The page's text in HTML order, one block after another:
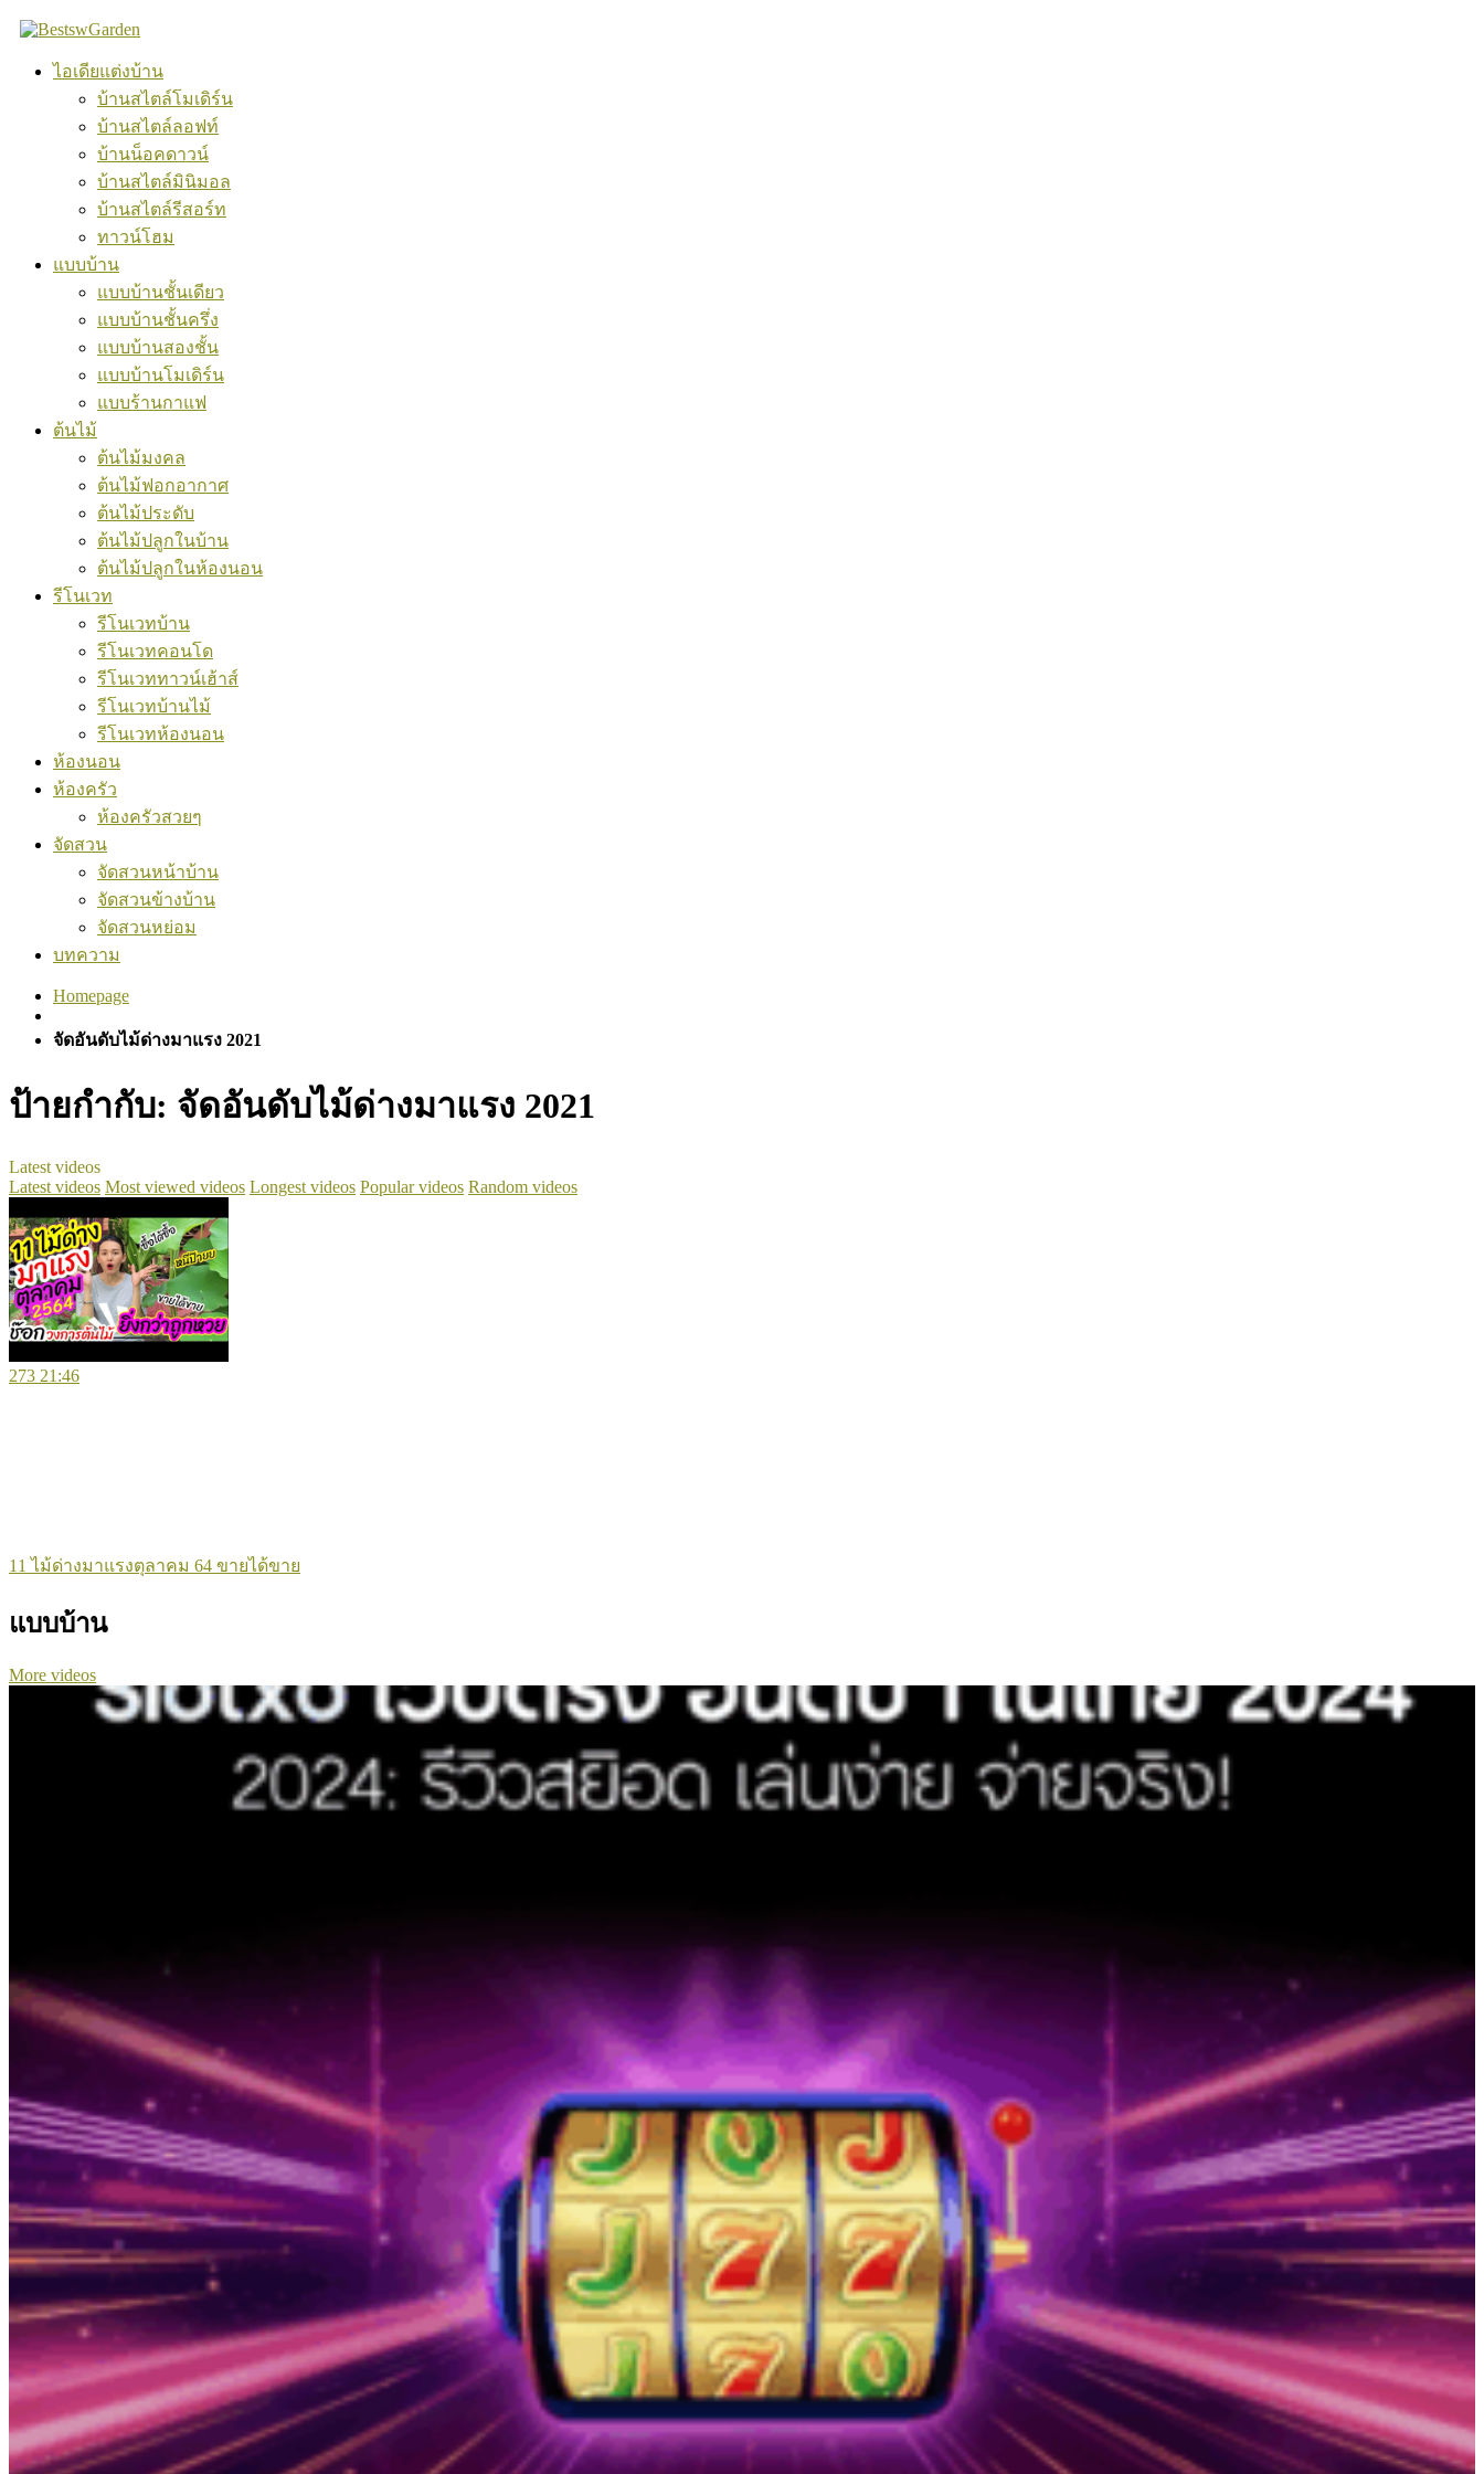
Skip
to
ไอเดียแต่งบ้าน
บ้านสไตล์โมเดิร์น
บ้านสไตล์ลอฟท์
บ้านน็อคดาวน์
บ้านสไตล์มินิมอล
บ้านสไตล์รีสอร์ท
ทาวน์โฮม
แบบบ้าน
แบบบ้านชั้นเดียว
แบบบ้านชั้นครึ่ง
แบบบ้านสองชั้น
แบบบ้านโมเดิร์น
แบบร้านกาแฟ
ต้นไม้
ต้นไม้มงคล
ต้นไม้ฟอกอากาศ
ต้นไม้ประดับ
ต้นไม้ปลูกในบ้าน
ต้นไม้ปลูกในห้องนอน
รีโนเวท
รีโนเวทบ้าน
รีโนเวทคอนโด
รีโนเวททาวน์เฮ้าส์
รีโนเวทบ้านไม้
รีโนเวทห้องนอน
ห้องนอน
ห้องครัว
ห้องครัวสวยๆ
จัดสวน
จัดสวนหน้าบ้าน
จัดสวนข้างบ้าน
จัดสวนหย่อม
บทความ
Homepage
จัดอันดับไม้ด่างมาแรง 2021
ป้ายกำกับ: จัดอันดับไม้ด่างมาแรง 2021
Latest videos
Latest videos Most viewed videos Longest videos Popular videos Random videos
273 21:46
11 ไม้ด่างมาแรงตุลาคม 64 ขายได้ขาย
แบบบ้าน
More videos